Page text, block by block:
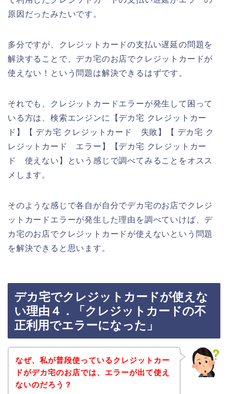
原因だったみたいです。
多分ですが、クレジットカードの支払い遅延の問題を
解決することで、デカ宅のお店でクレジットカードが
使えない！という問題は解決できるはずです。
それでも、クレジットカードエラーが発生して困って
いる方は、検索エンジンに【デカ宅 クレジットカー
ド】【 デカ宅 クレジットカード 失敗】【 デカ宅 ク
レジットカード エラー】【デカ宅 クレジットカー
ド 使えない】という感じで調べてみることをオスス
メします。
そのような感じで各自が自分でデカ宅のお店でクレジ
ットカードエラーが発生した理由を調べていけば、デ
カ宅のお店でクレジットカードが使えないという問題
を解決できると思います。
デカ宅でクレジットカードが使えな
い理由４．「クレジットカードの不
正利用でエラーになった」
なぜ、私が普段使っているクレジットカー
ドがデカ宅のお店では、エラーが出て使え
ないのだろう？